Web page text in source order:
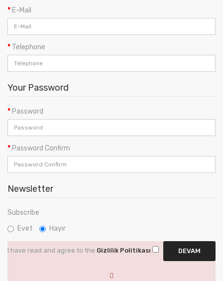
E-Mail
Telephone
Your Password
Password
Password Confirm
Newsletter
Subscribe
Evet
Hayır
I have read and agree to the Gizlilik Politikası